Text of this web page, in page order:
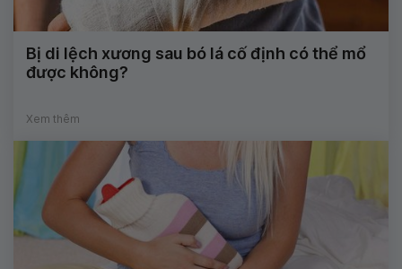
Bị di lệch xương sau bó lá cố định có thể mổ
được không?
Xem thêm